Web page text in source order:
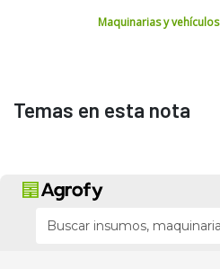
Maquinarias y vehículos
Temas en esta nota